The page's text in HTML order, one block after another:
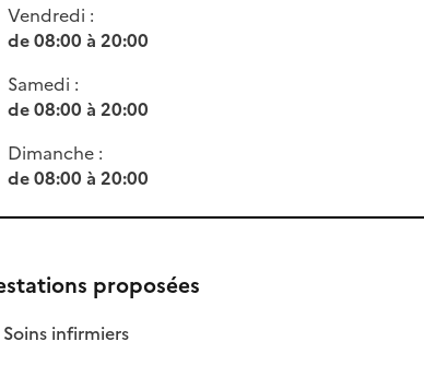
Vendredi :
de 08:00 à 20:00
Samedi :
de 08:00 à 20:00
Dimanche :
de 08:00 à 20:00
proposées
Soins infirmiers: disponible
: non disponible